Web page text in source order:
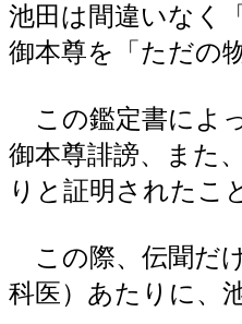
池田は間違いなく
御本尊を「ただの
この鑑定書によ
御本尊誹謗、また
りと証明されたこ
この際、伝聞だ
科医）あたりに、